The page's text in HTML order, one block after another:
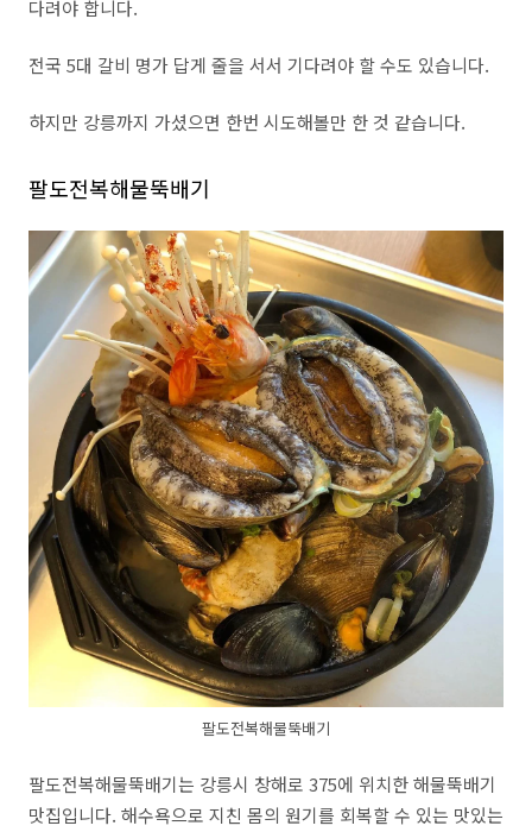
다려야 합니다.
전국 5대 갈비 명가 답게 줄을 서서 기다려야 할 수도 있습니다.
하지만 강릉까지 가셨으면 한번 시도해볼만 한 것 같습니다.
팔도전복해물뚝배기
팔도전복해물뚝배기
팔도전복해물뚝배기는 강릉시 창해로 375에 위치한 해물뚝배기
맛집입니다. 해수욕으로 지친 몸의 원기를 회복할 수 있는 맛있는